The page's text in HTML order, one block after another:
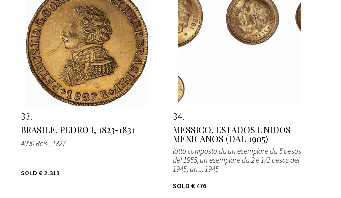
33
BRASILE, PEDRO I, 1823-1831
4000 Reis , 1827
SOLD € 2.318
34
MESSICO, ESTADOS UNIDOS
MEXICANOS (DAL 1905)
lotto composto da un esemplare da 5 pesos
del 1955, un esemplare da 2 e 1/2 pesos del
1945, un..., 1945
SOLD € 476